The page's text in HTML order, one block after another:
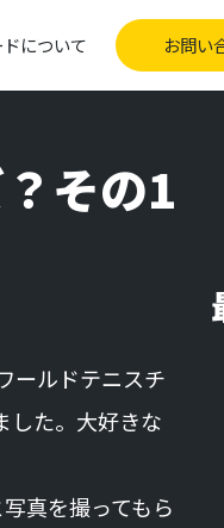
について お問い
その1
ールドテニスチ
した。大好きな
真を撮ってもら